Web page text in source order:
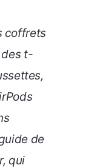
coffrets
des t-
de
qui